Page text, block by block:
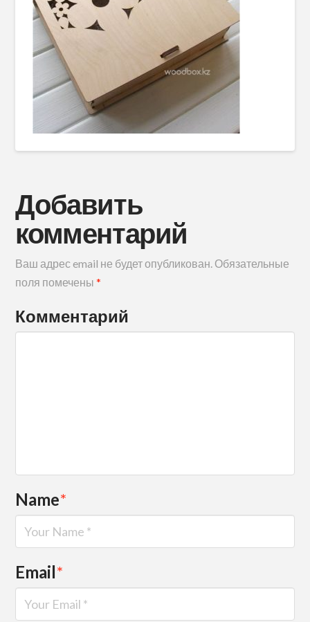
Добавить
комментарий
Ваш адрес email не будет опубликован. Обязательные
поля помечены*
Комментарий
Name*
Email*